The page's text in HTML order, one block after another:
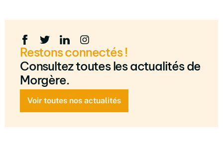
Restons connectés !
Consultez toutes les actualités de
Morgère.
Voir toutes nos actualités